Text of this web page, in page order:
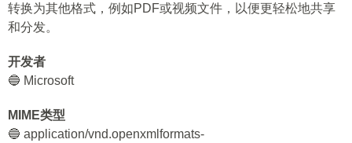
转换为其他格式，例如PDF或视频文件，以便更轻松地共享
和分发。
开发者
🔵 Microsoft
MIME类型
🔵 application/vnd.openxmlformats-